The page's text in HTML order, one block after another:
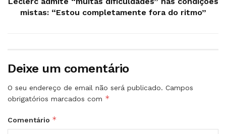
mistas: “Estou completamente fora do ritmo”
Deixe um comentário
O seu endereço de email não será publicado. Campos
obrigatórios marcados com *
Comentário *